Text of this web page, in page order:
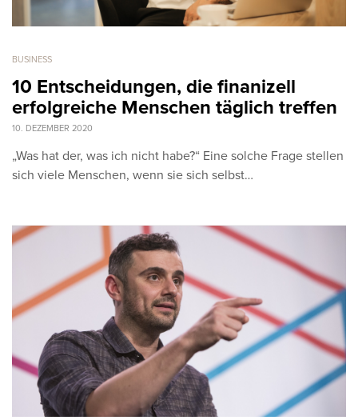
BUSINESS
10 Entscheidungen, die finanizell
erfolgreiche Menschen täglich treffen
10. DEZEMBER 2020
„Was hat der, was ich nicht habe?“ Eine solche Frage stellen
sich viele Menschen, wenn sie sich selbst…